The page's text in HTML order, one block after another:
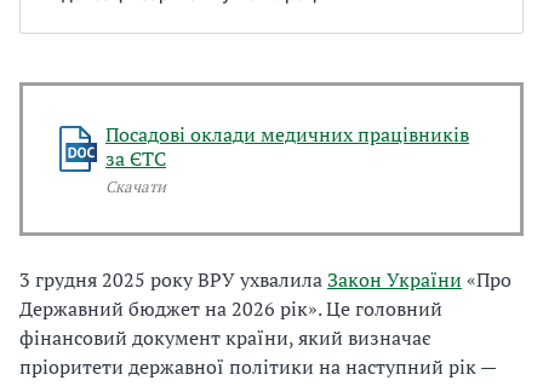
Посадові оклади медичних працівників
за ЄТС
Скачати
3 грудня 2025 року ВРУ ухвалилаЗакон України «Про
Державний бюджет на 2026 рік». Це головний
фінансовий документ країни, який визначає
пріоритети державної політики на наступний рік —